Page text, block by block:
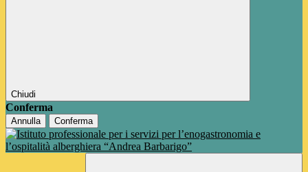
Chiudi
Conferma
Annulla Conferma